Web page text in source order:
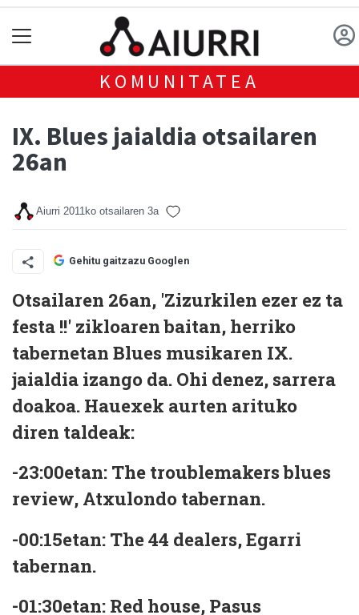
KOMUNITATEA
IX. Blues jaialdia otsailaren
26an
Aiurri 2011ko otsailaren 3a
Gehitu gaitzazu Googlen
Otsailaren 26an, 'Zizurkilen ezer ez ta
festa !!' zikloaren baitan, herriko
tabernetan Blues musikaren IX.
jaialdia izango da. Ohi denez, sarrera
doakoa. Hauexek aurten arituko
diren taldeak:
-23:00etan: The troublemakers blues
review, Atxulondo tabernan.
-00:15etan: The 44 dealers, Egarri
tabernan.
-01:30etan: Red house, Pasus